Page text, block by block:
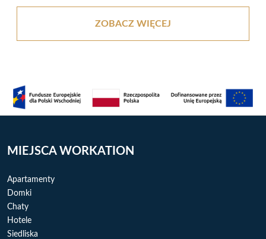
ZOBACZ WIĘCEJ
MIEJSCA WORKATION
Apartamenty
Domki
Chaty
Hotele
Siedliska